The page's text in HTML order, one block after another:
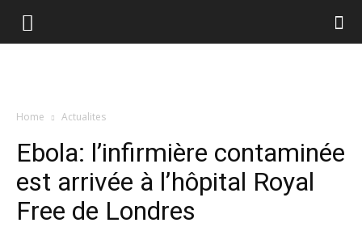
Home Actualites
Ebola: l’infirmière contaminée
est arrivée à l’hôpital Royal
Free de Londres